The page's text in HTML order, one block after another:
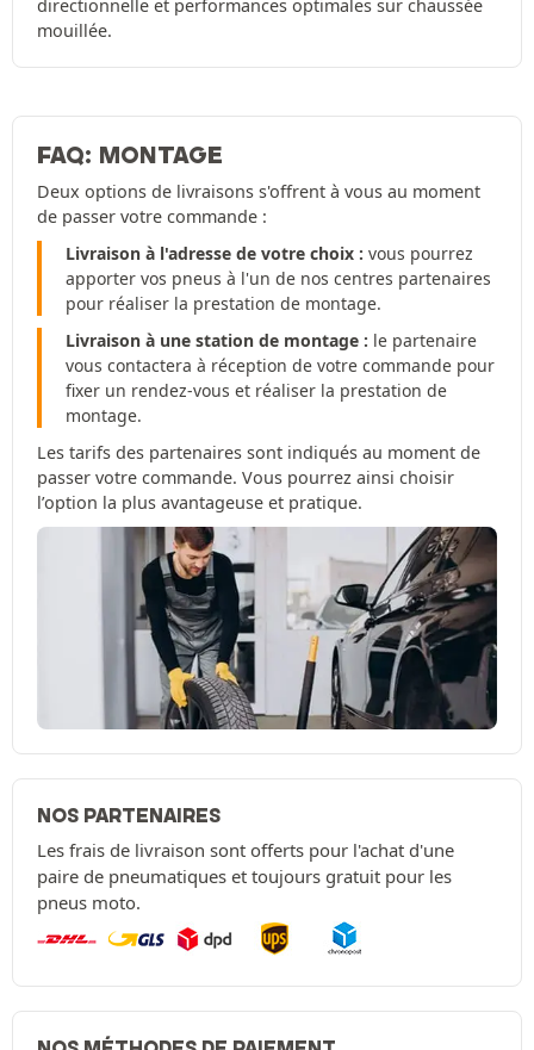
directionnelle et performances optimales sur chaussée
mouillée.
FAQ: MONTAGE
Deux options de livraisons s'offrent à vous au moment
de passer votre commande :
Livraison à l'adresse de votre choix : vous pourrez
apporter vos pneus à l'un de nos centres partenaires
pour réaliser la prestation de montage.
Livraison à une station de montage : le partenaire
vous contactera à réception de votre commande pour
fixer un rendez-vous et réaliser la prestation de
montage.
Les tarifs des partenaires sont indiqués au moment de
passer votre commande. Vous pourrez ainsi choisir
l’option la plus avantageuse et pratique.
NOS PARTENAIRES
Les frais de livraison sont offerts pour l'achat d'une
paire de pneumatiques et toujours gratuit pour les
pneus moto.